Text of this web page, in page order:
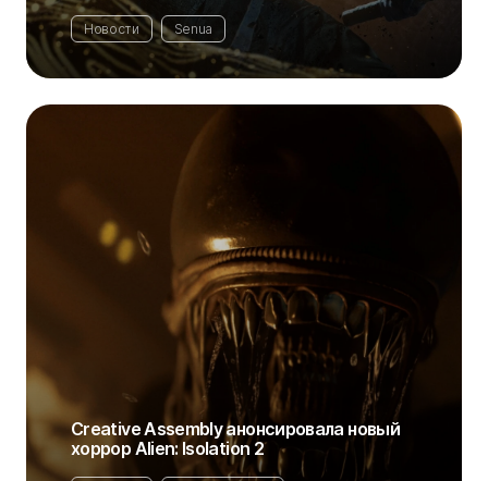
Новости Senua
Creative Assembly анонсировала новый
хоррор Alien: Isolation 2